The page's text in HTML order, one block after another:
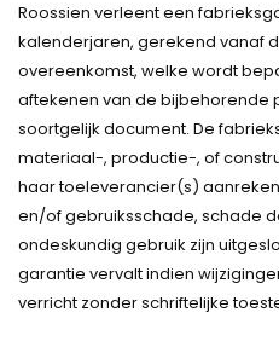
Roossien verleent een
kalenderjaren, gerekend vanaf
overeenkomst, welke wordt
aftekenen van de bijbehorende
soortgelijk document. De
materiaal-, productie-, of
haar toeleverancier(s)
en/of gebruiksschade, schade
ondeskundig gebruik zijn
garantie vervalt indien
verricht zonder schriftelijke